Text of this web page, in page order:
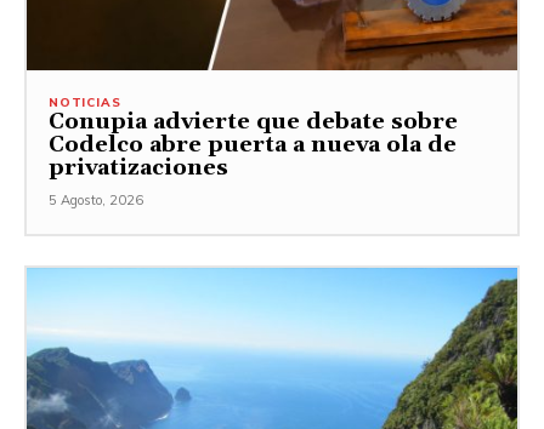
NOTICIAS
Conupia advierte que debate sobre
Codelco abre puerta a nueva ola de
privatizaciones
5 Agosto, 2026